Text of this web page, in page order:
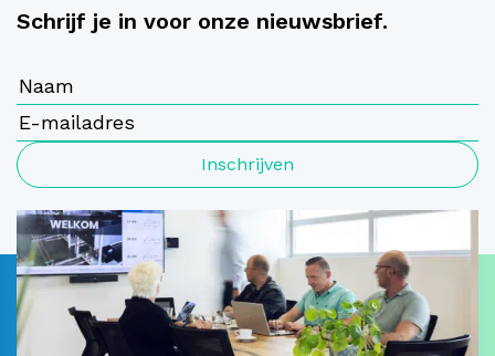
Schrijf je in voor onze nieuwsbrief.
Inschrijven